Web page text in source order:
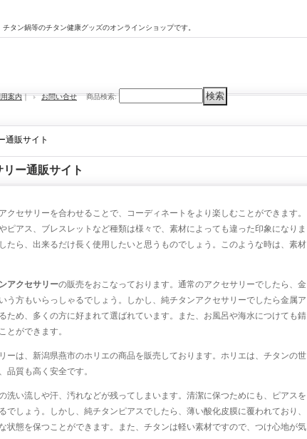
タン鍋等のチタン健康グッズのオンラインショップです。
案内｜ お問い合せ 商品検索:
通販サイト
ー通販サイト
クセサリーを合わせることで、コーディネートをより楽しむことができます。
ピアス、ブレスレットなど種類は様々で、素材によっても違った印象になりま
たら、出来るだけ長く使用したいと思うものでしょう。このような時は、素材
アクセサリーの販売をおこなっております。通常のアクセサリーでしたら、金
う方もいらっしゃるでしょう。しかし、純チタンアクセサリーでしたら金属ア
ため、多くの方に好まれて選ばれています。また、お風呂や海水につけても錆
とができます。
ーは、新潟県燕市のホリエの商品を販売しております。ホリエは、チタンの世
品質も高く安全です。
洗い流しや汗、汚れなどが残ってしまいます。清潔に保つためにも、ピアスを
でしょう。しかし、純チタンピアスでしたら、薄い酸化皮膜に覆われており、
状態を保つことができます。また、チタンは軽い素材ですので、つけ心地が気